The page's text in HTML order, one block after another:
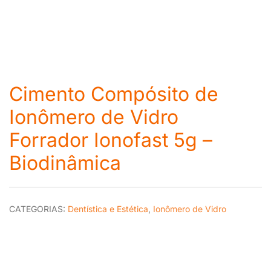
Cimento Compósito de
Ionômero de Vidro
Forrador Ionofast 5g –
Biodinâmica
CATEGORIAS: Dentística e Estética Ionômero de Vidro